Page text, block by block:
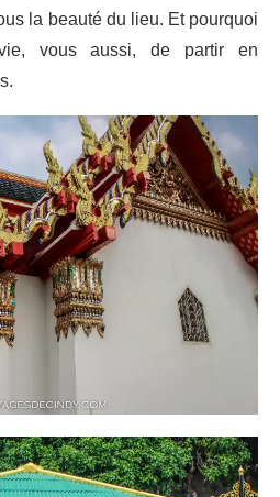
la beauté du lieu. Et pourquoi
vous aussi, de partir en